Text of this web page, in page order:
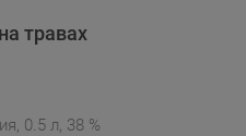
травах
0.5 л, 38 %